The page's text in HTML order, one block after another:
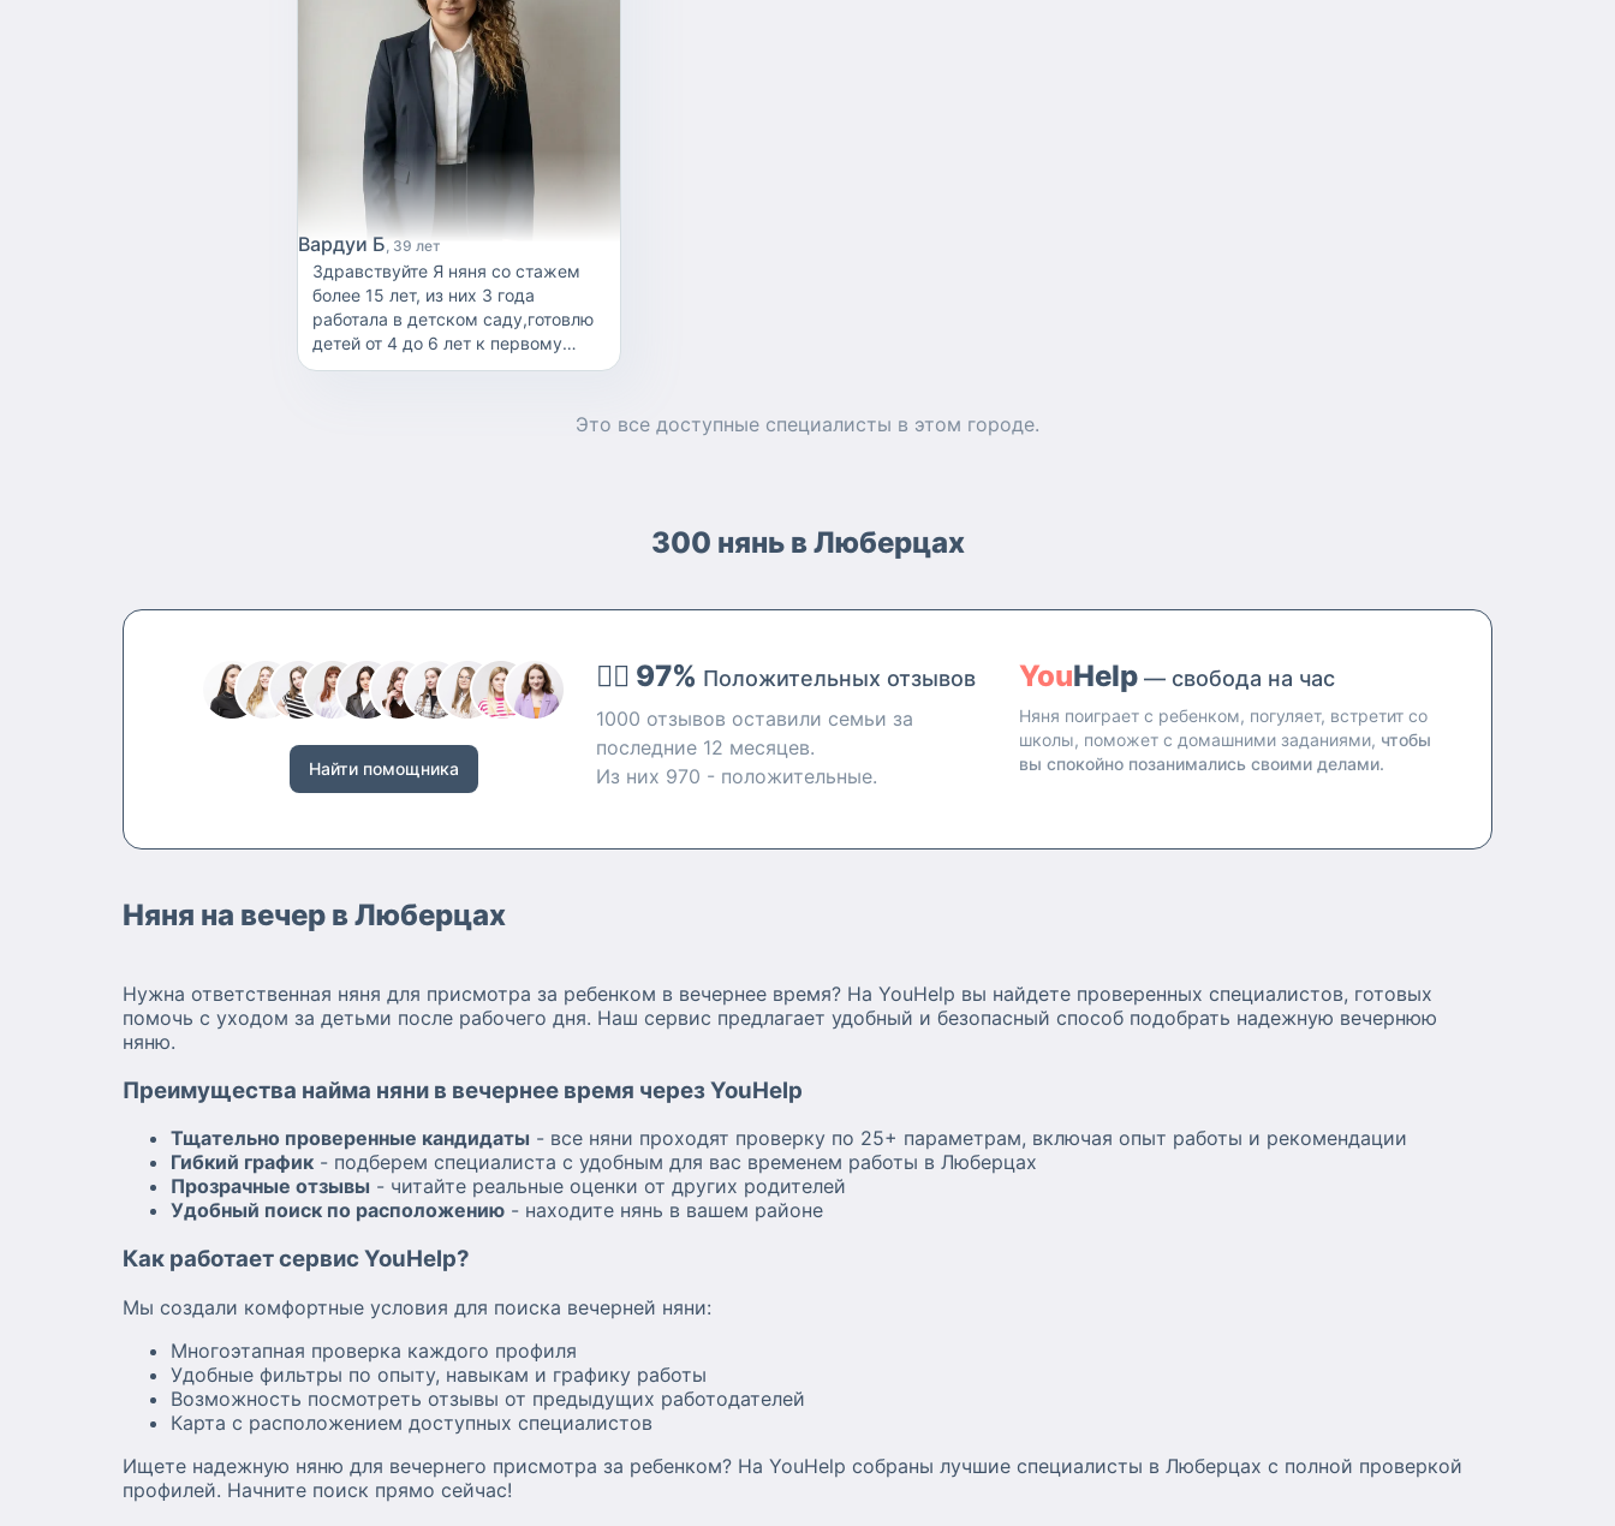
Вардуи Б 39 лет
Здравствуйте Я няня со стажем
более 15 лет, из них 3 года
работала в детском саду,готовлю
детей от 4 до 6 лет к первому
классу по программе школа семи
Это все доступные специалисты в этом городе.
300 нянь в Люберцах
Найти помощника
👍🏻 97% Положительных отзывов
1000 отзывов оставили семьи за
последние 12 месяцев.
Из них 970 - положительные.
YouHelp — свобода на час
Няня поиграет с ребенком, погуляет, встретит со
школы, поможет с домашними заданиями, чтобы
вы спокойно позанимались своими делами.
Няня на вечер в Люберцах
Нужна ответственная няня для присмотра за ребенком в вечернее время? На YouHelp вы найдете проверенных специалистов, готовых
помочь с уходом за детьми после рабочего дня. Наш сервис предлагает удобный и безопасный способ подобрать надежную вечернюю
няню.
Преимущества найма няни в вечернее время через YouHelp
Тщательно проверенные кандидаты - все няни проходят проверку по 25+ параметрам, включая опыт работы и рекомендации
Гибкий график - подберем специалиста с удобным для вас временем работы в Люберцах
Прозрачные отзывы - читайте реальные оценки от других родителей
Удобный поиск по расположению - находите нянь в вашем районе
Как работает сервис YouHelp?
Мы создали комфортные условия для поиска вечерней няни:
Многоэтапная проверка каждого профиля
Удобные фильтры по опыту, навыкам и графику работы
Возможность посмотреть отзывы от предыдущих работодателей
Карта с расположением доступных специалистов
Ищете надежную няню для вечернего присмотра за ребенком? На YouHelp собраны лучшие специалисты в Люберцах с полной проверкой
профилей. Начните поиск прямо сейчас!